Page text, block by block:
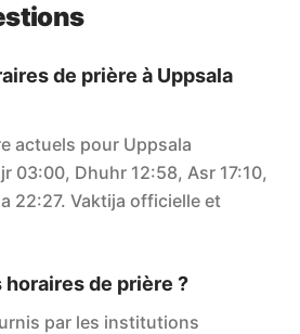
de prière à Uppsala
actuels pour Uppsala
03:00, Dhuhr 12:58, Asr 17:10,
22:27. Vaktija officielle et
de prière ?
par les institutions